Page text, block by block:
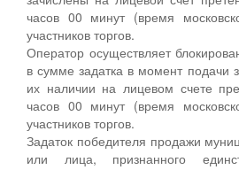
часов 00 минут (время
участников торгов.
Оператор осуществляет
в сумме задатка в момент подачи
их наличии на лицевом счете
часов 00 минут (время
участников торгов.
Задаток победителя продажи
или лица, признанного